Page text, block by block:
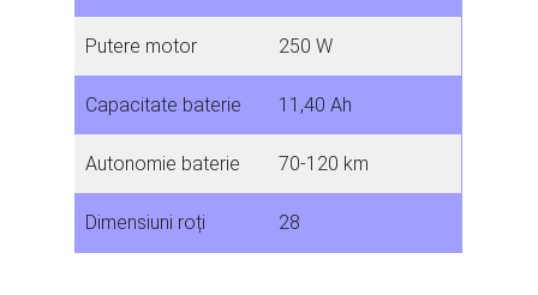
Putere motor 250 W
Capacitate baterie 11,40 Ah
Autonomie baterie 70-120 km
Dimensiuni roți 28